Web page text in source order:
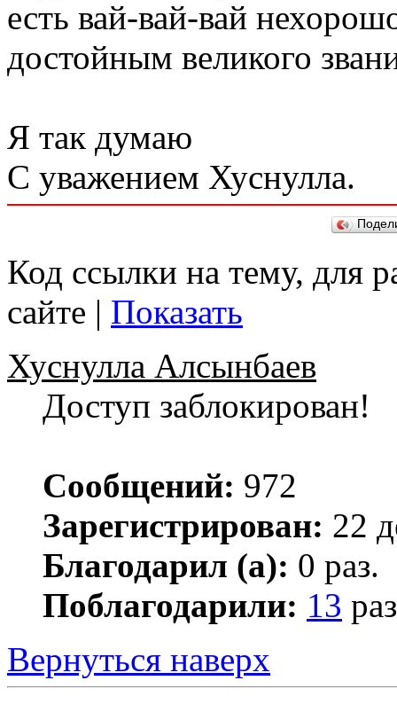
есть вай-вай-вай
достойным великого
Я так думаю
С уважением Хуснулла.
Код ссылки на тему, для
сайте | Показать
Хуснулла Алсынбаев
Доступ заблокирован!
Сообщений: 972
Зарегистрирован: 22
Благодарил (а): 0 раз.
Поблагодарили: 13
Вернуться наверх